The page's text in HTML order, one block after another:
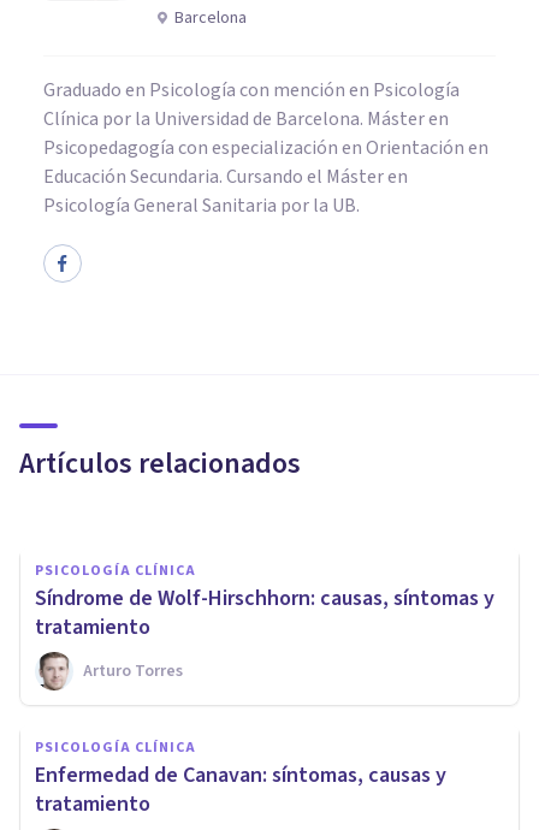
Barcelona
Graduado en Psicología con mención en Psicología
Clínica por la Universidad de Barcelona. Máster en
Psicopedagogía con especialización en Orientación en
Educación Secundaria. Cursando el Máster en
Psicología General Sanitaria por la UB.
Artículos relacionados
tipos y características
PSICOLOGÍA CLÍNICA
Síndrome de Wolf-Hirschhorn: causas, síntomas y
tratamiento
Arturo Torres
PSICOLOGÍA CLÍNICA
Enfermedad de Canavan: síntomas, causas y
tratamiento
Holoprosencefalia: tipos,
síntomas y tratamientos